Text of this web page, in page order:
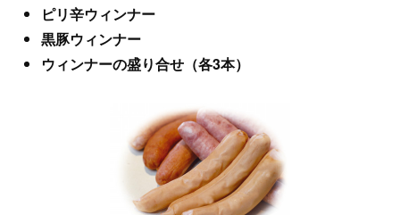
ピリ辛ウィンナー
黒豚ウィンナー
ウィンナーの盛り合せ（各3本）